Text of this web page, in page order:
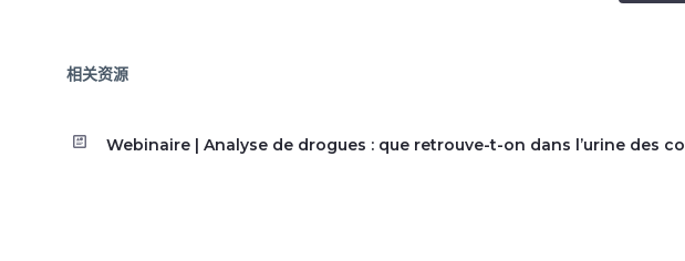
相关资源
Webinaire | Analyse de drogues : que retrouve-t-on dans l’urine des